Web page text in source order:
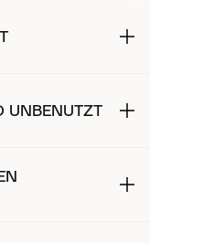
UNBENUTZT